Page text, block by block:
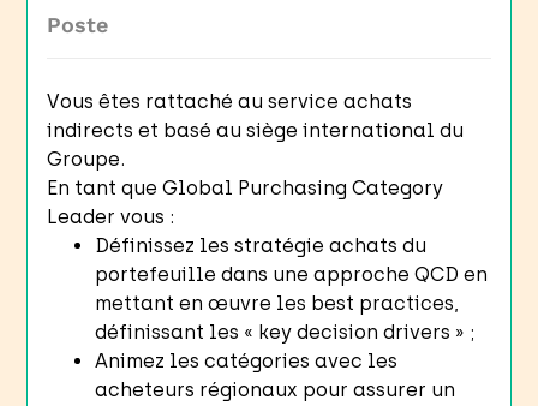
Poste
Vous êtes rattaché au service achats
indirects et basé au siège international du
Groupe.
En tant que Global Purchasing Category
Leader vous :
Définissez les stratégie achats du
portefeuille dans une approche QCD en
mettant en œuvre les best practices,
définissant les « key decision drivers » ;
Animez les catégories avec les
acheteurs régionaux pour assurer un